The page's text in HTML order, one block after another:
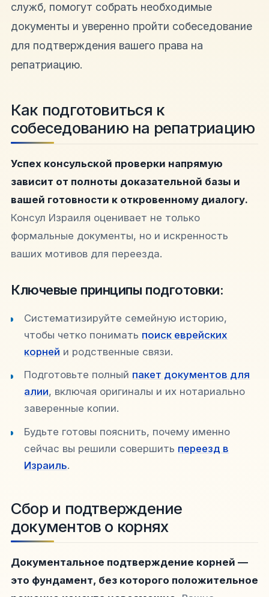
служб, помогут собрать необходимые
документы и уверенно пройти собеседование
для подтверждения вашего права на
репатриацию.
Как подготовиться к
собеседованию на репатриацию
Успех консульской проверки напрямую
зависит от полноты доказательной базы и
вашей готовности к откровенному диалогу.
Консул Израиля оценивает не только
формальные документы, но и искренность
ваших мотивов для переезда.
Ключевые принципы подготовки:
Систематизируйте семейную историю,
чтобы четко понимать поиск еврейских
корней и родственные связи.
Подготовьте полный пакет документов для
алии, включая оригиналы и их нотариально
заверенные копии.
Будьте готовы пояснить, почему именно
сейчас вы решили совершить переезд в
Израиль.
Сбор и подтверждение
документов о корнях
Документальное подтверждение корней —
это фундамент, без которого положительное